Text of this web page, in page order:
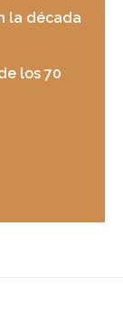
la década
los 70